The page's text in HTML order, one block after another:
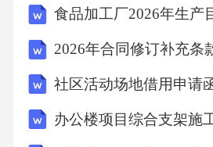
食品加工厂2026年生产
社区活动场地借用申请
办公楼项目综合支架施